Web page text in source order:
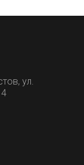
ул.